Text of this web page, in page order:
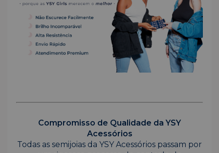
Compromisso de Qualidade da YSY
Acessórios
Todas as semijoias da YSY Acessórios passam por